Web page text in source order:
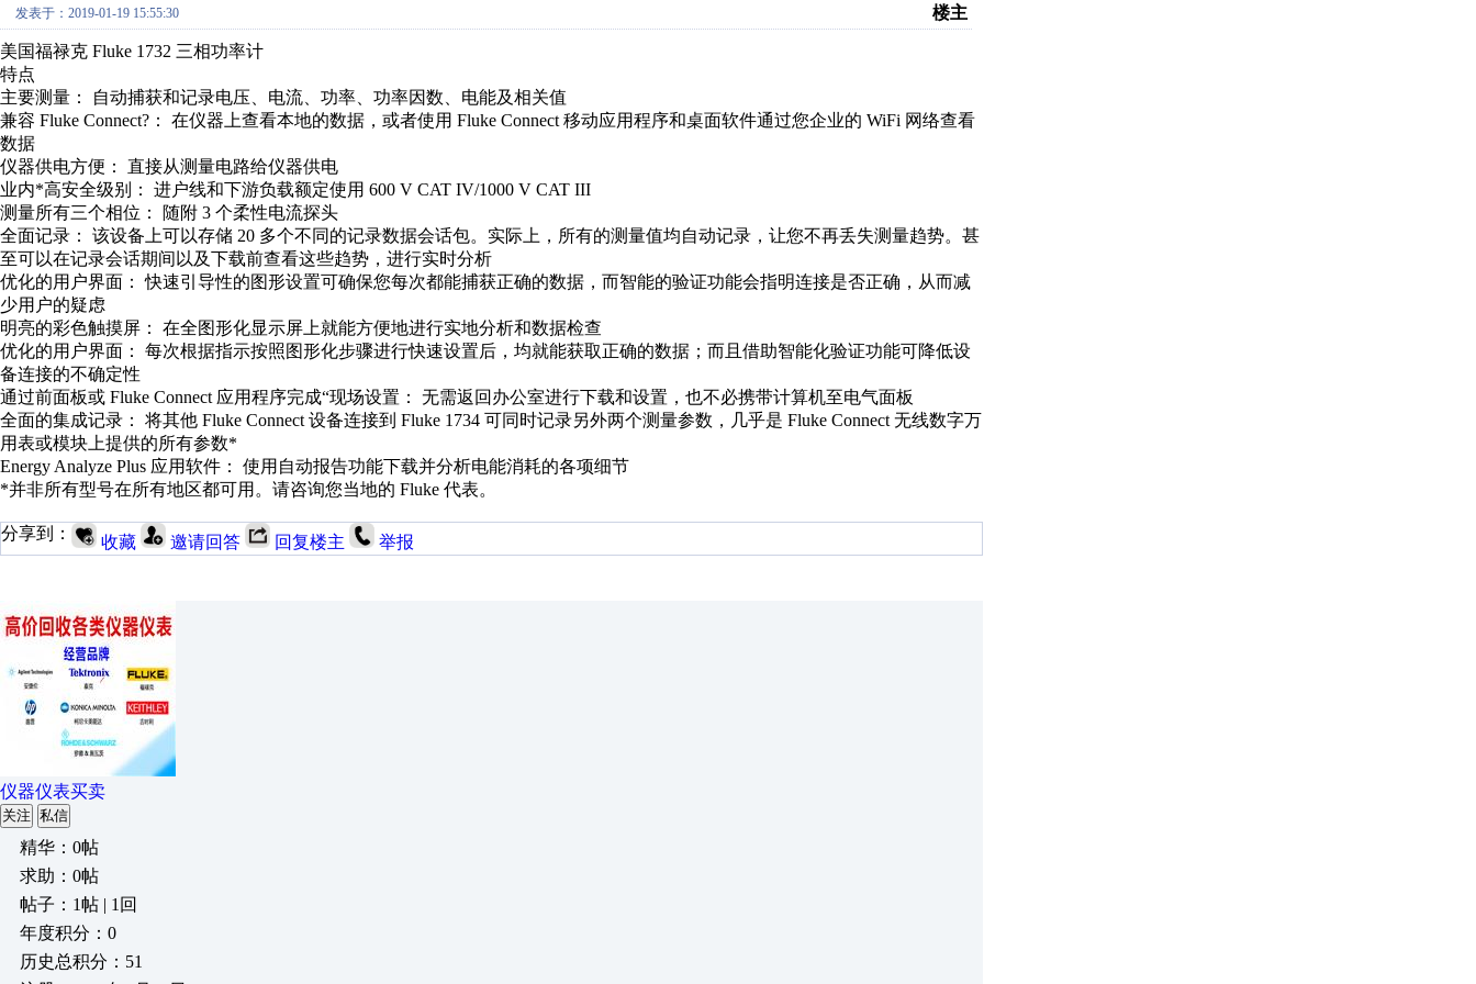
发表于：2019-01-19 15:55:30 楼主
美国福禄克 Fluke 1732 三相功率计
特点
主要测量： 自动捕获和记录电压、电流、功率、功率因数、电能及相关值
兼容 Fluke Connect?： 在仪器上查看本地的数据，或者使用 Fluke Connect 移动应用程序和桌面软件通过您企业的 WiFi 网络查看
数据
仪器供电方便： 直接从测量电路给仪器供电
业内*高安全级别： 进户线和下游负载额定使用 600 V CAT IV/1000 V CAT III
测量所有三个相位： 随附 3 个柔性电流探头
全面记录： 该设备上可以存储 20 多个不同的记录数据会话包。实际上，所有的测量值均自动记录，让您不再丢失测量趋势。甚
至可以在记录会话期间以及下载前查看这些趋势，进行实时分析
优化的用户界面： 快速引导性的图形设置可确保您每次都能捕获正确的数据，而智能的验证功能会指明连接是否正确，从而减
少用户的疑虑
明亮的彩色触摸屏： 在全图形化显示屏上就能方便地进行实地分析和数据检查
优化的用户界面： 每次根据指示按照图形化步骤进行快速设置后，均就能获取正确的数据；而且借助智能化验证功能可降低设
备连接的不确定性
通过前面板或 Fluke Connect 应用程序完成“现场设置： 无需返回办公室进行下载和设置，也不必携带计算机至电气面板
全面的集成记录： 将其他 Fluke Connect 设备连接到 Fluke 1734 可同时记录另外两个测量参数，几乎是 Fluke Connect 无线数字万
用表或模块上提供的所有参数*
Energy Analyze Plus 应用软件： 使用自动报告功能下载并分析电能消耗的各项细节
*并非所有型号在所有地区都可用。请咨询您当地的 Fluke 代表。
分享到： 收藏 邀请回答 回复楼主 举报
仪器仪表买卖
关注 私信
精华：0帖
求助：0帖
帖子：1帖 | 1回
年度积分：0
历史总积分：51